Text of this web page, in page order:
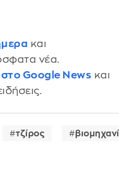
και
νέα.
Google News και
τζίρος βιομηχανία